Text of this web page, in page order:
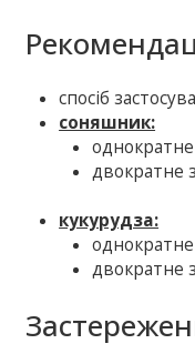
cпосіб
соняшник:
однократне
двократне
кукурудза:
однократне
двократне